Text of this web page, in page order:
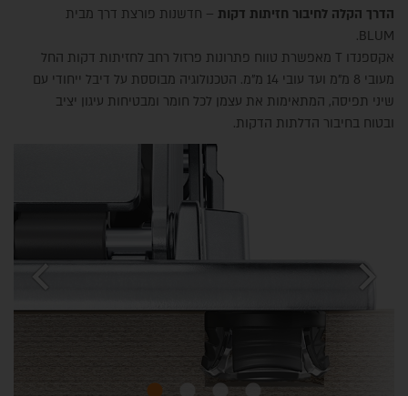
הדרך הקלה לחיבור חזיתות דקות – חדשנות פורצת דרך מבית
BLUM.
אקספנדו T מאפשרת טווח פתרונות פרזול רחב לחזיתות דקות החל
מעובי 8 מ"מ ועד עובי 14 מ"מ. הטכנולוגיה מבוססת על דיבל ייחודי עם
שיני תפיסה, המתאימות את עצמן לכל חומר ומבטיחות עיגון יציב
ובטוח בחיבור הדלתות הדקות.
chevron_left chevron_right